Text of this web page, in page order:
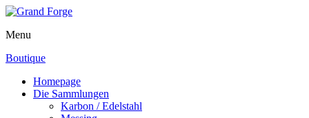
Menu
Boutique
Homepage
Die Sammlungen
Karbon / Edelstahl